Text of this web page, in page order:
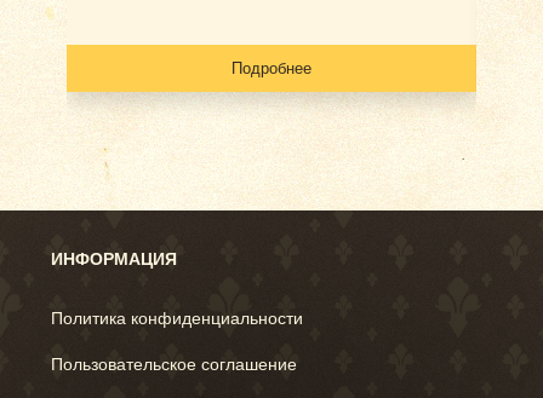
Подробнее
ИНФОРМАЦИЯ
Политика конфиденциальности
Пользовательское соглашение